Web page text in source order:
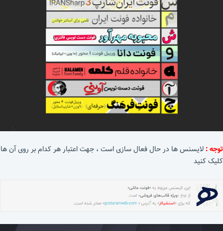
توجه : لایسنس ها در حال فعال سازی است ، جهت اعتبار هر کدام بر روی آن ها
کلیک کنید